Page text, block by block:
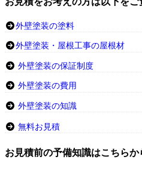
外壁塗装の塗料
外壁塗装・屋根工事の屋根材
外壁塗装の保証制度
外壁塗装の費用
外壁塗装の知識
無料お見積
お見積前の予備知識はこちらか